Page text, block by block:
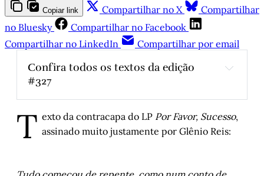
Copiar link Compartilhar no X
Compartilhar
no Bluesky
Compartilhar no Facebook
Compartilhar no LinkedIn
Compartilhar por email
Confira todos os textos da edição
#327
Milton Santos: a permanência dos
conceitos
, por Mario Lahorgue e Victor
Hugo Oliveira
Muito antes de Trump – a trama milenar
T exto da contracapa do LP Por Favor, Sucesso,
assinado muito justamente por Glênio Reis: